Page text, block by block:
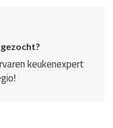
keukenexpert